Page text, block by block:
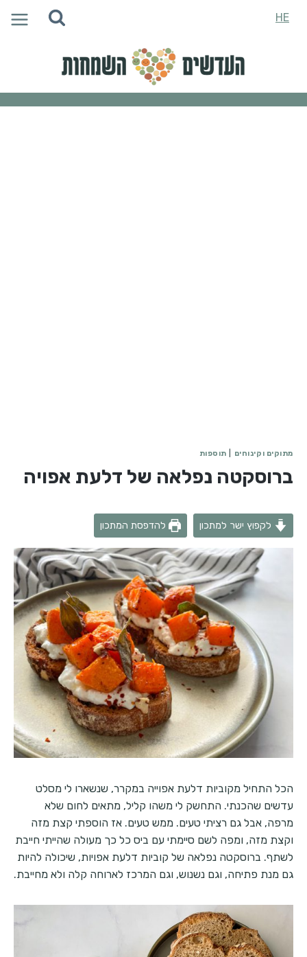
HE
מתוקים וקינוחים תוספות
ברוסקטה נפלאה של דלעת אפויה
לקפוץ ישר למתכון להדפסת המתכון
הכל התחיל מקוביות דלעת אפוייה במקרר, שנשארו לי מסלט
עדשים שהכנתי. התחשק לי משהו קליל, מתאים לחום שלא
מרפה, אבל גם רציתי טעים. ממש טעים. אז הוספתי קצת מזה
וקצת מזה, ומפה לשם סיימתי עם ביס כל כך מעולה שהייתי חייבת
לשתף. ברוסקטה נפלאה של קוביות דלעת אפויות, שיכולה להיות
גם מנת פתיחה, וגם נשנוש, וגם המרכז לארוחה קלה ולא מחייבת.